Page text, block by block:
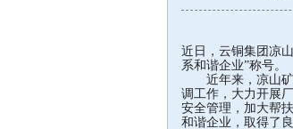
近日，云铜集团凉
系和谐企业”称号。
近年来，凉山矿
调工作，大力开展
安全管理，加大帮
和谐企业，取得了良